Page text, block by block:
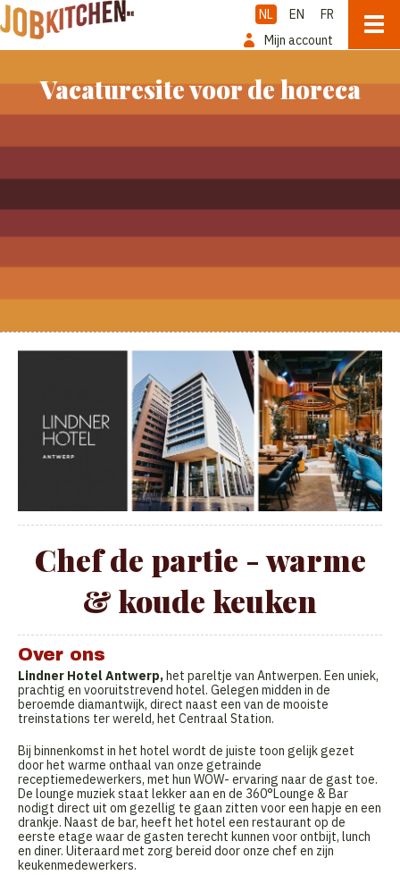
NL EN
FR
Mijn account
Vacaturesite voor de horeca
Chef de partie - warme
& koude keuken
Over ons
Lindner Hotel Antwerp,het pareltje van Antwerpen. Een uniek,
prachtig en vooruitstrevend hotel. Gelegen midden in de
beroemde diamantwijk, direct naast een van de mooiste
treinstations ter wereld, het Centraal Station.
Bij binnenkomst in het hotel wordt de juiste toon gelijk gezet
door het warme onthaal van onze getrainde
receptiemedewerkers, met hun WOW- ervaring naar de gast toe.
De lounge muziek staat lekker aan en de 360°Lounge & Bar
nodigt direct uit om gezellig te gaan zitten voor een hapje en een
drankje. Naast de bar, heeft het hotel een restaurant op de
eerste etage waar de gasten terecht kunnen voor ontbijt, lunch
en diner. Uiteraard met zorg bereid door onze chef en zijn
keukenmedewerkers.